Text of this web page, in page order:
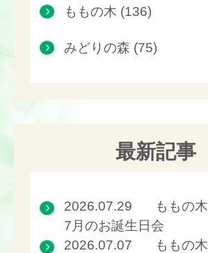
ももの木 (136)
みどりの森 (75)
最新記事
2026.07.29
ももの木
7月のお誕生日会
2026.07.07
ももの木